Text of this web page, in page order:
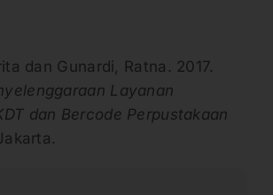
dan Gunardi, Ratna. 2017.
Layanan
dan Bercode Perpustakaan